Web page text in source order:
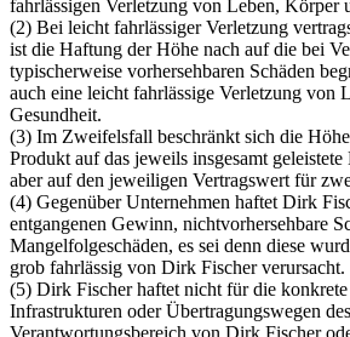
fahrlässigen Verletzung von Leben, Körper
(2) Bei leicht fahrlässiger Verletzung
ist die Haftung der Höhe nach auf die bei
typischerweise vorhersehbaren Schäden
auch eine leicht fahrlässige Verletzung von
Gesundheit.
(3) Im Zweifelsfall beschränkt sich die
Produkt auf das jeweils insgesamt
aber auf den jeweiligen Vertragswert für
(4) Gegenüber Unternehmen haftet Dirk
entgangenen Gewinn, nichtvorhersehbare
Mangelfolgeschäden, es sei denn diese
grob fahrlässig von Dirk Fischer verursacht.
(5) Dirk Fischer haftet nicht für die
Infrastrukturen oder Übertragungswegen
Verantwortungsbereich von Dirk Fischer